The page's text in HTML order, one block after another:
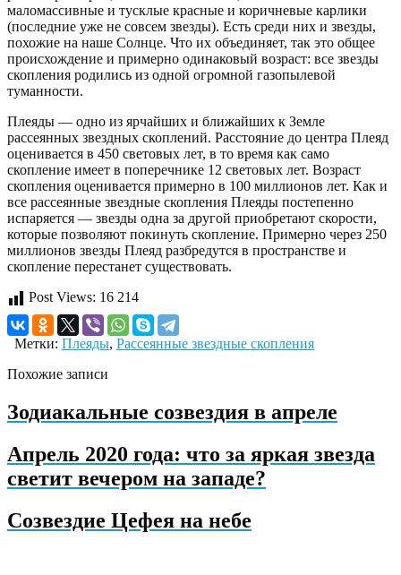
маломассивные и тусклые красные и коричневые карлики
(последние уже не совсем звезды). Есть среди них и звезды,
похожие на наше Солнце. Что их объединяет, так это общее
происхождение и примерно одинаковый возраст: все звезды
скопления родились из одной огромной газопылевой
туманности.
Плеяды — одно из ярчайших и ближайших к Земле
рассеянных звездных скоплений. Расстояние до центра Плеяд
оценивается в 450 световых лет, в то время как само
скопление имеет в поперечнике 12 световых лет. Возраст
скопления оценивается примерно в 100 миллионов лет. Как и
все рассеянные звездные скопления Плеяды постепенно
испаряется — звезды одна за другой приобретают скорости,
которые позволяют покинуть скопление. Примерно через 250
миллионов звезды Плеяд разбредутся в пространстве и
скопление перестанет существовать.
Post Views: 16 214
Метки: Плеяды, Рассеянные звездные скопления
Похожие записи
Зодиакальные созвездия в апреле
Апрель 2020 года: что за яркая звезда
светит вечером на западе?
Созвездие Цефея на небе